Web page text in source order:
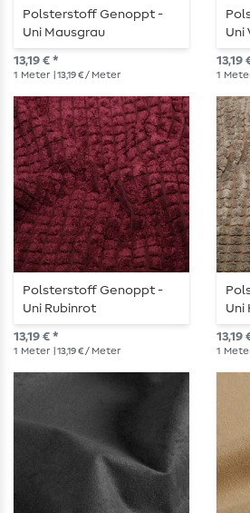
Polsterstoff Genoppt -
Uni Mausgrau
13,19 € *
1 Meter | 13,19 € / Meter
Uni
13,19
1
Polsterstoff Genoppt -
Uni Rubinrot
13,19 € *
1 Meter | 13,19 € / Meter
Uni
13,19
1